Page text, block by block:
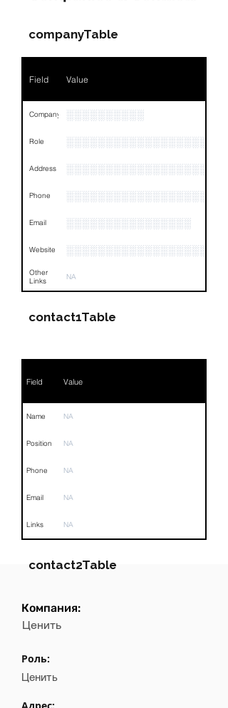
Name
Position
Phone NA
Email
Links
companyTable
Field Value
Company ░░░░░░░░░░
Role
Address
Phone
Email ░░░░░░░░░░░░░░░░
Website ░░░░░░░░░░░░░░░░░░░░
Other
Links
NA
contact1Table
Field Value
Name NA
Position NA
Phone NA
Email NA
Links NA
contact2Table
Field
Компания:
Ценить
Роль:
Ценить